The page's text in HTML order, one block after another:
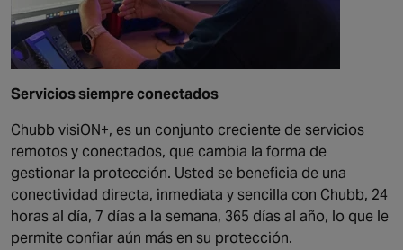
Servicios siempre conectados
Chubb visiON+, es un conjunto creciente de servicios
remotos y conectados, que cambia la forma de
gestionar la protección. Usted se beneficia de una
conectividad directa, inmediata y sencilla con Chubb, 24
horas al día, 7 días a la semana, 365 días al año, lo que le
permite confiar aún más en su protección.